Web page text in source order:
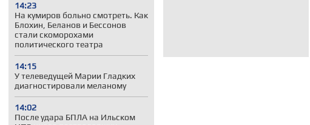
14:23
На кумиров больно смотреть. Как
Блохин, Беланов и Бессонов
стали скоморохами
политического театра
14:15
У телеведущей Марии Гладких
диагностировали меланому
14:02
После удара БПЛА на Ильском